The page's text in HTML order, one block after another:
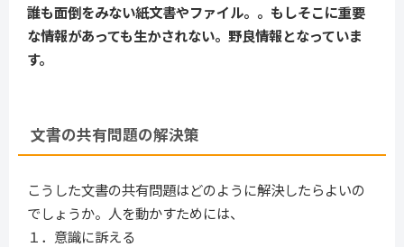
誰も面倒をみない紙文書やファイル。。もしそこに重要
な情報があっても生かされない。野良情報となっていま
す。
文書の共有問題の解決策
こうした文書の共有問題はどのように解決したらよいの
でしょうか。人を動かすためには、
１．意識に訴える